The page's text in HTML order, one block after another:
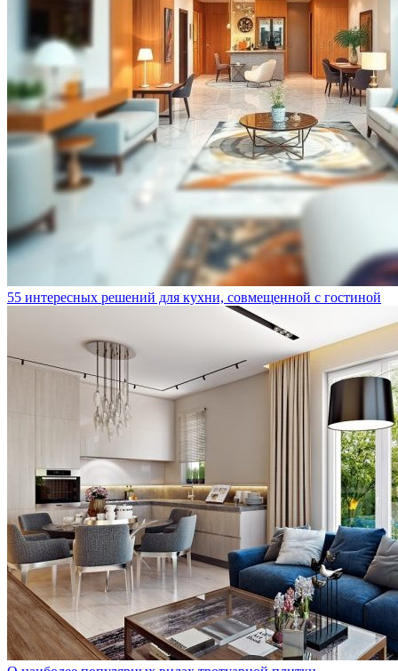
55 интересных решений для кухни, совмещенной с гостиной